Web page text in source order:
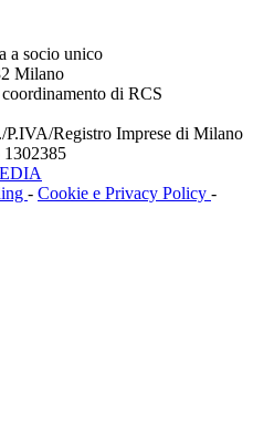
a socio unico
Milano
di RCS
P.IVA/Registro Imprese di Milano
- Cookie e Privacy Policy -